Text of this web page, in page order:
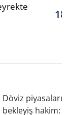
Döviz
bekleyiş hakim: